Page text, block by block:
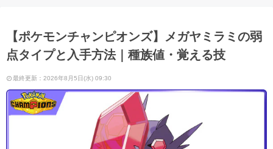
【ポケモンチャンピオンズ】メガヤミラミの弱
点タイプと入手方法｜種族値・覚える技
最終更新：2026年8月5日(水) 09:30